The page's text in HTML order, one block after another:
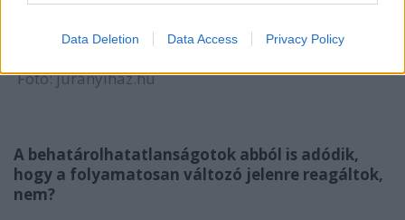
Data Deletion Data Access Privacy Policy
Fotó: juranyihaz.hu
A behatárolhatatlanságotok abból is adódik,
hogy a folyamatosan változó jelenre reagáltok,
nem?